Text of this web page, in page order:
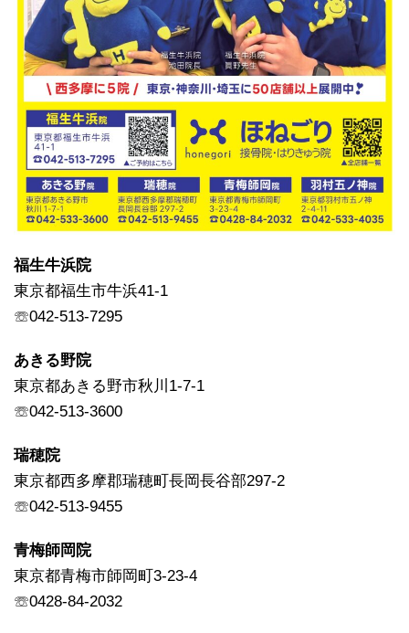
福生牛浜院
東京都福生市牛浜41-1
☏042-513-7295
あきる野院
東京都あきる野市秋川1-7-1
☏042-513-3600
瑞穂院
東京都西多摩郡瑞穂町長岡長谷部297-2
☏042-513-9455
青梅師岡院
東京都青梅市師岡町3-23-4
☏0428-84-2032